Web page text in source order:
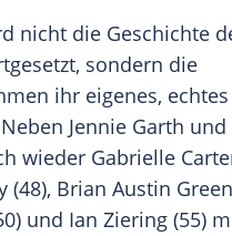
nicht die Geschichte
sondern die
ihr eigenes,
Jennie Garth und
wieder Gabrielle
(48), Brian Austin
und Ian Ziering (55)